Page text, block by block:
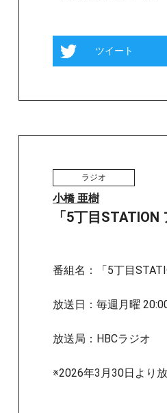
ツイート
ラジオ
小橋 亜樹
「5丁目
番組名：「5丁目
放送日：毎週月曜
放送局：HBCラジオ
※2026年3月30日より